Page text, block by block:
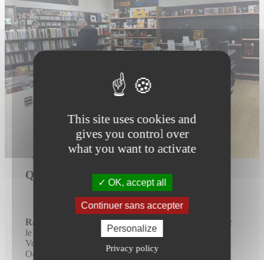
This site uses cookies and
gives you control over
what you want to activate
OK, accept all
Continuer sans accepter
Personalize
Privacy policy
Qu’est-ce l’Occasion E.Leclerc ?
Rachat & Revente
de vos produits au meilleur prix sur
le marché de l’occasion.
Vous faites un geste pour la planète et
Occasion E.Leclerc fait un geste pour vous.